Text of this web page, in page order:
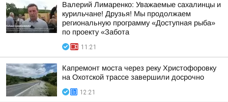
Валерий Лимаренко: Уважаемые сахалинцы и
курильчане! Друзья! Мы продолжаем
региональную программу «Доступная рыба»
по проекту «Забота
11:21
Капремонт моста через реку Христофоровку
на Охотской трассе завершили досрочно
12:21